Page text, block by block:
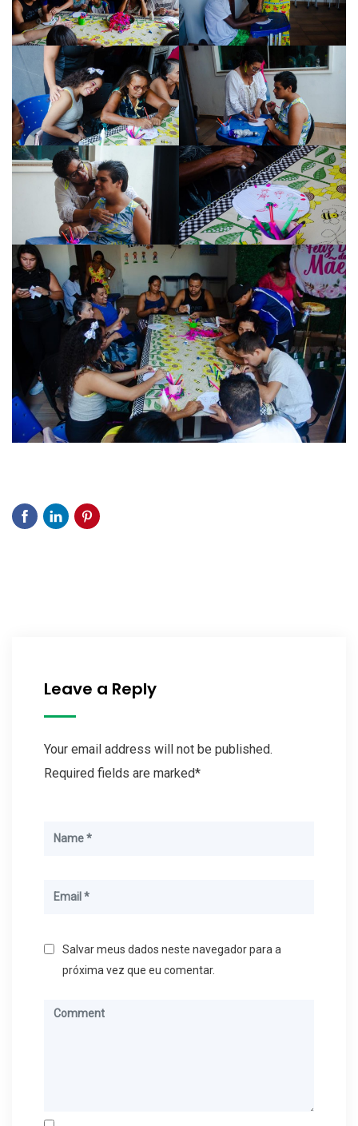
Leave a Reply
Your email address will not be published.
Required fields are marked*
Salvar meus dados neste navegador para a
próxima vez que eu comentar.